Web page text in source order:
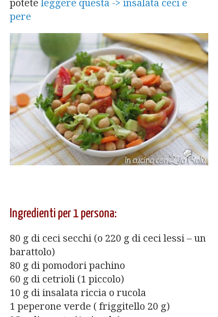
potete leggere questa -> insalata ceci e
pere
Ingredienti per 1 persona:
80 g di ceci secchi (o 220 g di ceci lessi – un
barattolo)
80 g di pomodori pachino
60 g di cetrioli (1 piccolo)
10 g di insalata riccia o rucola
1 peperone verde ( friggitello 20 g)